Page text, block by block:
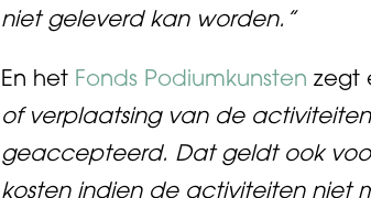
niet geleverd kan worden.”
En het Fonds Podiumkunsten zegt
of verplaatsing van de
geaccepteerd. Dat geldt ook
kosten indien de activiteiten niet